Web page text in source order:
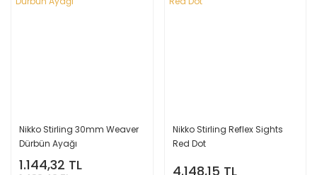
Nikko Stirling 30mm Weaver
Dürbün Ayağı
1.144,32 TL
Nikko Stirling Reflex Sights
Red Dot
4.148,15 TL